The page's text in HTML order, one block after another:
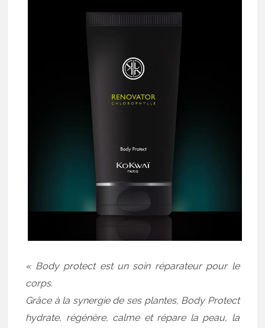
« Body protect est un soin réparateur pour le
corps.
Grâce à la synergie de ses plantes, Body Protect
hydrate, régénère, calme et répare la peau, la